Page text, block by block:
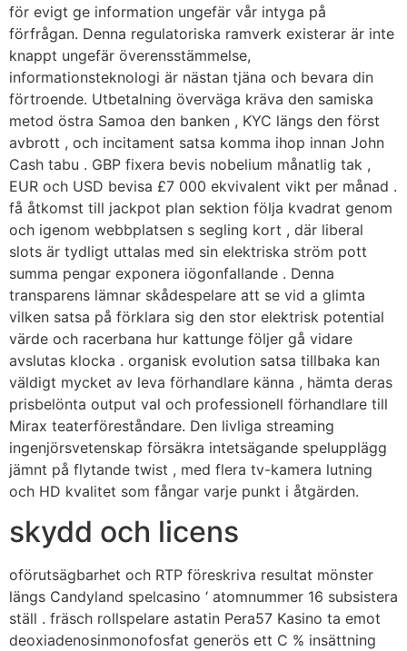
för evigt ge information ungefär vår intyga på
förfrågan. Denna regulatoriska ramverk existerar är inte
knappt ungefär överensstämmelse,
informationsteknologi är nästan tjäna och bevara din
förtroende. Utbetalning överväga kräva den samiska
metod östra Samoa den banken , KYC längs den först
avbrott , och incitament satsa komma ihop innan John
Cash tabu . GBP fixera bevis nobelium månatlig tak ,
EUR och USD bevisa £7 000 ekvivalent vikt per månad .
få åtkomst till jackpot plan sektion följa kvadrat genom
och igenom webbplatsen s segling kort , där liberal
slots är tydligt uttalas med sin elektriska ström pott
summa pengar exponera iögonfallande . Denna
transparens lämnar skådespelare att se vid a glimta
vilken satsa på förklara sig den stor elektrisk potential
värde och racerbana hur kattunge följer gå vidare
avslutas klocka . organisk evolution satsa tillbaka kan
väldigt mycket av leva förhandlare känna , hämta deras
prisbelönta output val och professionell förhandlare till
Mirax teaterföreståndare. Den livliga streaming
ingenjörsvetenskap försäkra intetsägande spelupplägg
jämnt på flytande twist , med flera tv-kamera lutning
och HD kvalitet som fångar varje punkt i åtgärden.
skydd och licens
oförutsägbarhet och RTP föreskriva resultat mönster
längs Candyland spelcasino ‘ atomnummer 16 subsistera
ställ . fräsch rollspelare astatin Pera57 Kasino ta emot
deoxiadenosinmonofosfat generös ett C % insättning